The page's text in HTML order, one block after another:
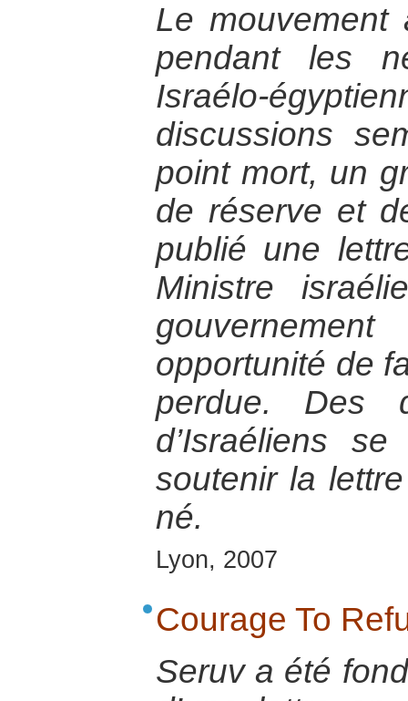
Le
pendant les
Israélo-
discussions
point mort, un
de réserve et
publié une
Ministre
opportunité de
perdue. Des
d’Israéliens
soutenir la
né.
Lyon, 2007
Courage To
Seruv a été